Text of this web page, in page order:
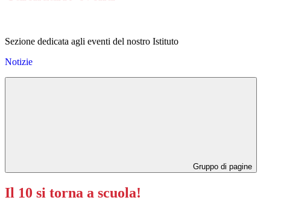
Sezione dedicata agli eventi del nostro Istituto
Notizie
Gruppo di pagine
Il 10 si torna a scuola!